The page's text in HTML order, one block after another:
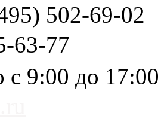
502-69-02
63-77
с 9:00 до